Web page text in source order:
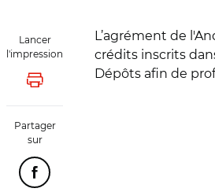
Lancer
l'impression
Lancer l'impression
Partager
sur
Partager cette page sur
L’agrément de
crédits inscrits
Dépôts afin de